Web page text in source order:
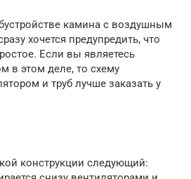
камина с воздушным
хочется предупредить, что
Если вы являетесь
в этом деле, то схему
и труб лучше заказать у
конструкции следующий: